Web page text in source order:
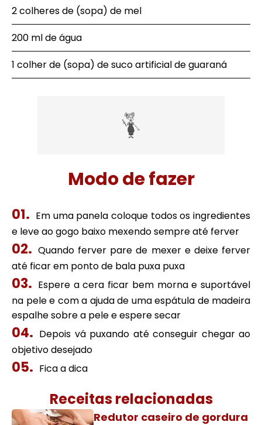
2 colheres de (sopa) de mel
200 ml de água
1 colher de (sopa) de suco artificial de guaraná
Modo de fazer
Em uma panela coloque todos os ingredientes
e leve ao gogo baixo mexendo sempre até ferver
Quando ferver pare de mexer e deixe ferver
até ficar em ponto de bala puxa puxa
Espere a cera ficar bem morna e suportável
na pele e com a ajuda de uma espátula de madeira
espalhe sobre a pele e espere secar
Depois vá puxando até conseguir chegar ao
objetivo desejado
Fica a dica
Receitas relacionadas
Redutor caseiro de gordura